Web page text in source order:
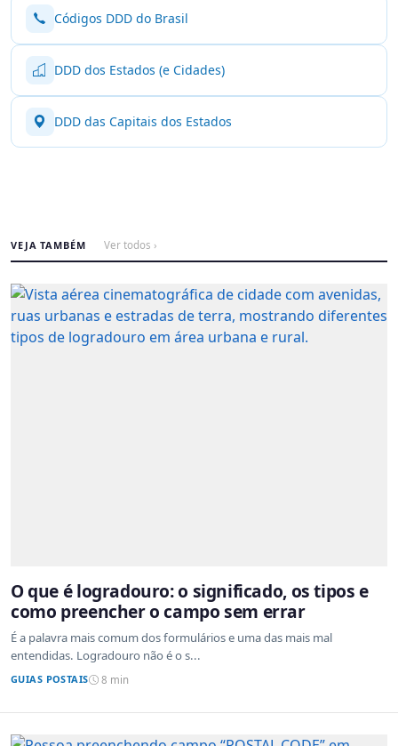
Códigos DDD do Brasil
DDD dos Estados (e Cidades)
DDD das Capitais dos Estados
VEJA TAMBÉM Ver todos ›
O que é logradouro: o significado, os tipos e
como preencher o campo sem errar
É a palavra mais comum dos formulários e uma das mais mal
entendidas. Logradouro não é o s...
GUIAS POSTAIS 8 min